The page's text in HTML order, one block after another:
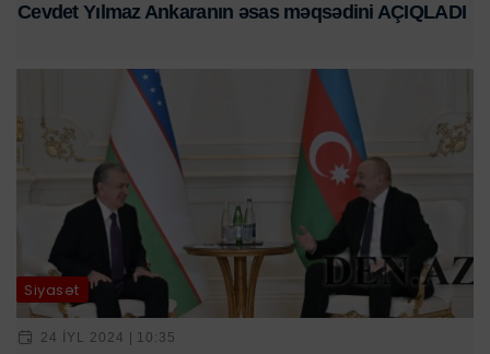
Cevdet Yılmaz Ankaranın əsas məqsədini AÇIQLADI
Siyasət
24 IYL 2024 | 10:35